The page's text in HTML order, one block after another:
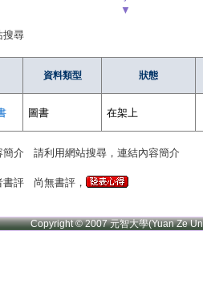
▼
搜尋
資料類型 狀態
圖書 在架上
簡介 請利用網站搜尋，連結內容簡介
書評 尚無書評，
Copyright © 2007 元智大學(Yuan Ze